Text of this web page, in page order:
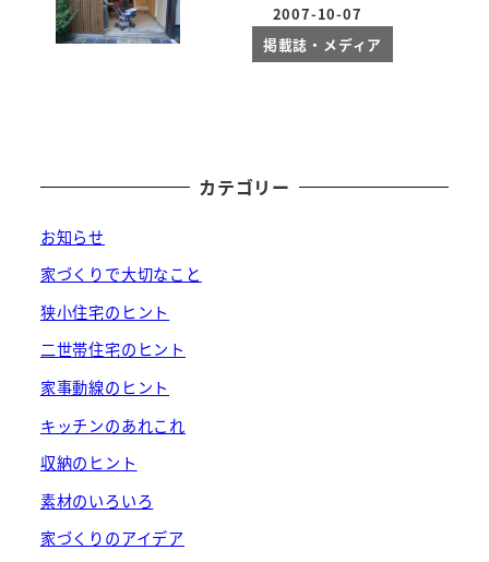
投稿日
2007-10-07
掲載誌・メディア
カテゴリー
お知らせ
家づくりで大切なこと
狭小住宅のヒント
二世帯住宅のヒント
家事動線のヒント
キッチンのあれこれ
収納のヒント
素材のいろいろ
家づくりのアイデア